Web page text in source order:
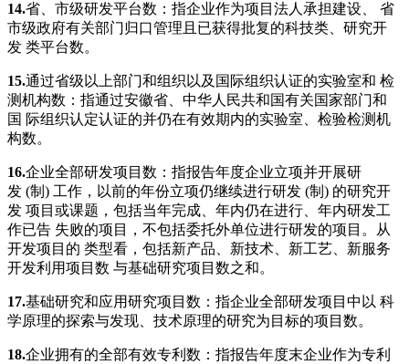
14.省、市级研发平台数：指企业作为项目法人承担建设、 省
市级政府有关部门归口管理且已获得批复的科技类、研究开
发 类平台数。
15.通过省级以上部门和组织以及国际组织认证的实验室和 检
测机构数：指通过安徽省、中华人民共和国有关国家部门和
国 际组织认定认证的并仍在有效期内的实验室、检验检测机
构数。
16.企业全部研发项目数：指报告年度企业立项并开展研
发 (制) 工作，以前的年份立项仍继续进行研发 (制) 的研究开
发 项目或课题，包括当年完成、年内仍在进行、年内研发工
作已告 失败的项目，不包括委托外单位进行研发的项目。从
开发项目的 类型看，包括新产品、新技术、新工艺、新服务
开发利用项目数 与基础研究项目数之和。
17.基础研究和应用研究项目数：指企业全部研发项目中以 科
学原理的探索与发现、技术原理的研究为目标的项目数。
18.企业拥有的全部有效专利数：指报告年度末企业作为专利